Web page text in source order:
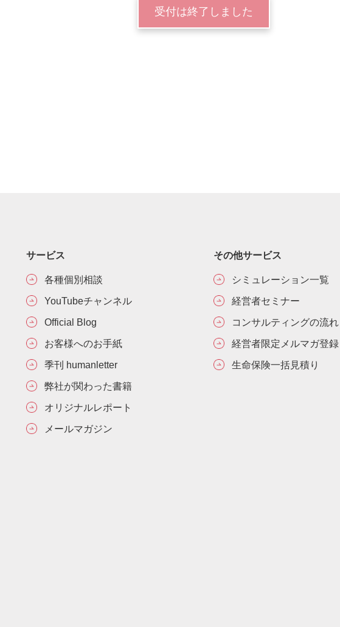
受付は終了しました
サービス
各種個別相談
YouTubeチャンネル
Official Blog
お客様へのお手紙
季刊 humanletter
弊社が関わった書籍
オリジナルレポート
メールマガジン
その他サービス
シミュレーション一覧
経営者セミナー
コンサルティングの流れ
経営者限定メルマガ登録
生命保険一括見積り